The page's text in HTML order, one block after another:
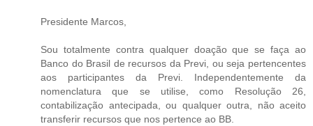
Presidente Marcos,
Sou totalmente contra qualquer doação que se faça ao
Banco do Brasil de recursos da Previ, ou seja pertencentes
aos participantes da Previ. Independentemente da
nomenclatura que se utilise, como Resolução 26,
contabilização antecipada, ou qualquer outra, não aceito
transferir recursos que nos pertence ao BB.